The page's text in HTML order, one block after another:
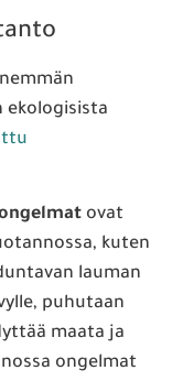
ovat
kuten
lauman
puhutaan
maata ja
ongelmat